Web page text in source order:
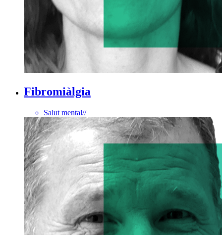
Fibromiàlgia
Salut mental//